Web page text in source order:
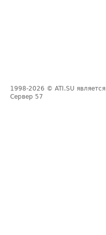
1998-2026 © ATI.SU
Сервер 57